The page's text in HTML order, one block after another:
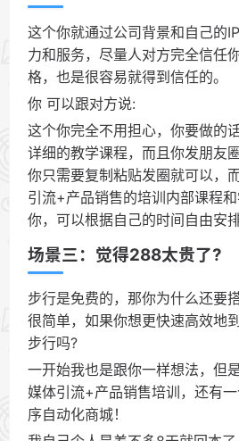
这个你就通过公司背景和自己的
力和服务，尽量人对方完全信任
格，也是很容易就得到信任的。
你 可以跟对方说:
这个你完全不用担心，你要做的
详细的教学课程，而且你发朋友
你只需要复制粘贴发圈就可以，
引流+产品销售的培训内部课程
你，可以根据自己的时间自由安排
场景三：觉得288太贵了?
步行是免费的，那你为什么还要
很简单，如果你想更快速高效地
步行吗?
一开始我也是跟你一样想法，但
媒体引流+产品销售培训，还有
序自动化商城！